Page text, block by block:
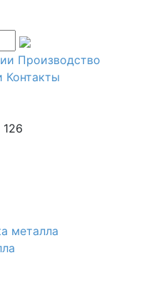
Производство
Контакты
металла